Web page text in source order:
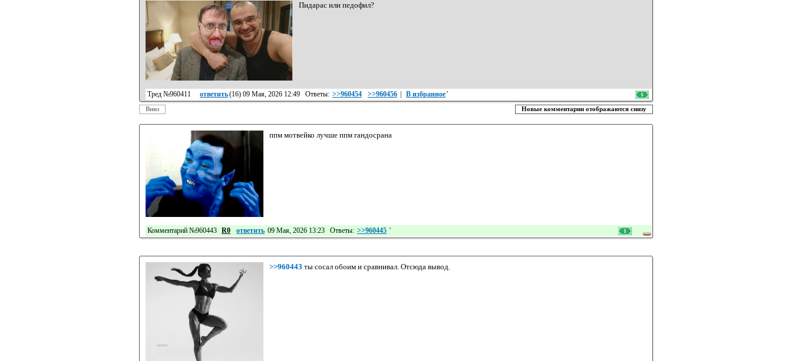
Пидарас или педофил?
Тред №960411 ответить(16) 09 Мая, 2026 12:49 Ответы: >>960454 >>960456 В избранное'
Вниз Новые комментарии отображаются снизу
ппм мотвейко лучше ппм гандосрана
Комментарий №960443 R0 ответить 09 Мая, 2026 13:23 Ответы: >>960445 '
>>960443 ты сосал обоим и сравнивал. Отсюда вывод.